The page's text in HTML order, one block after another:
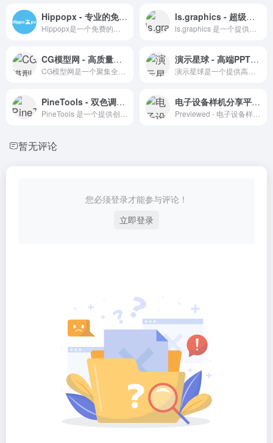
Hippopx - 专业的免版权图片下载平台 ls.graphics - 超级干净简约的样机素材
CG模型网 - 高质量三维模型素材下载 演示星球 - 高端PPT模板的聚集地
PineTools - 双色调图片生成工具 电子设备样机分享平台 - Previewed
暂无评论
您必须登录才能参与评论！
立即登录